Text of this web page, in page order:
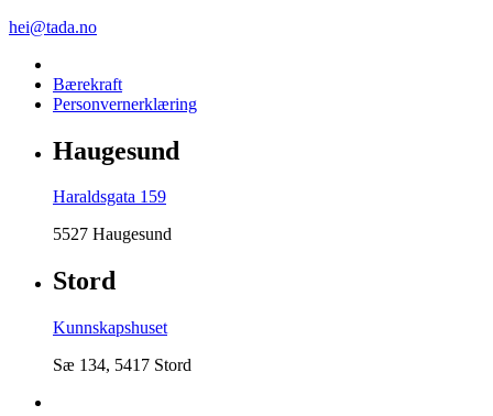
hei@tada.no
Bærekraft
Personvernerklæring
Haugesund
Haraldsgata 159
5527 Haugesund
Stord
Kunnskapshuset
Sæ 134, 5417 Stord